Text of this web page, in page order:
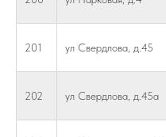
201 ул Свердлова, д.45
202 ул Свердлова, д.45а